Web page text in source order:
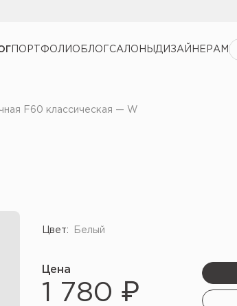
ПОРТФОЛИО БЛОГСАЛОНЫ ДИЗАЙНЕРАМ
F60 классическая — W
Цвет: Белый
Цена
1 780 ₽